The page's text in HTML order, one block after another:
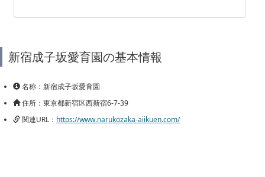
新宿成子坂愛育園の基本情報
名称：新宿成子坂愛育園
住所：東京都新宿区西新宿6-7-39
関連URL： https://www.narukozaka-aiikuen.com/